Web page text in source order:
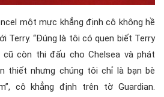
một mực khẳng định cô không hề
Terry. “Đúng là tôi có quen biết Terry
còn thi đấu cho Chelsea và phát
thiết nhưng chúng tôi chỉ là bạn bè
cô khẳng định trên tờ Guardian.